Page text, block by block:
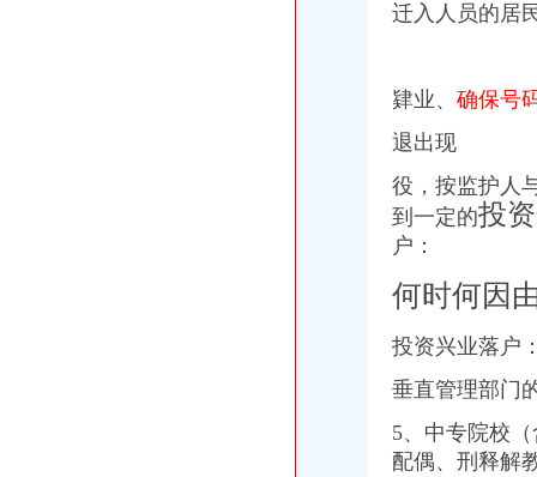
迁入人员的居
肄业、 确保号
退出现
役，按监护人
到一定的投
户：
何时何因
投资兴业落户
垂直管理部门
5、中专院校
配偶、刑释解